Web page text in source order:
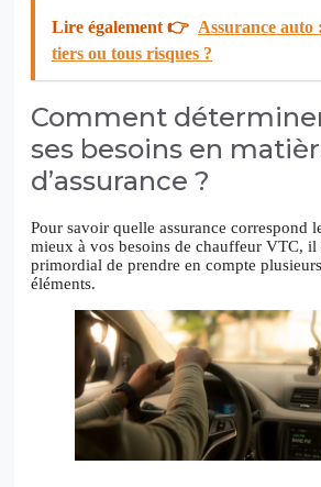
Lire également 👉 Assurance auto
tiers ou tous risques ?
Comment
ses besoins en
d’assurance ?
Pour savoir quelle assurance correspond
mieux à vos besoins de chauffeur VTC, il
primordial de prendre en compte plusieurs
éléments.